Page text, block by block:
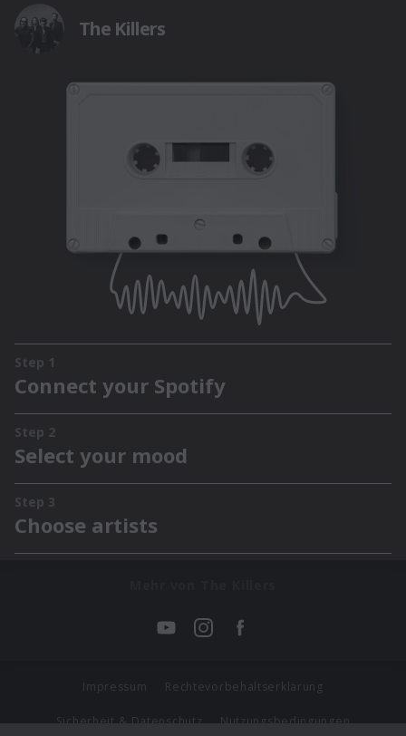
Impressum Rechtevorbehaltserklärung
Sicherheit & Datenschutz Nutzungsbedingungen